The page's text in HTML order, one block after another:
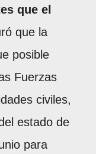
que el
que la
posible
Fuerzas
civiles,
estado de
para